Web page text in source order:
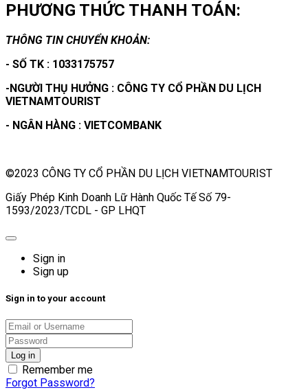
PHƯƠNG THỨC THANH TOÁN:
THÔNG TIN CHUYỂN KHOẢN:
- SỐ TK : 1033175757
-NGƯỜI THỤ HƯỞNG : CÔNG TY CỔ PHẦN DU LỊCH
VIETNAMTOURIST
- NGÂN HÀNG : VIETCOMBANK
©2023 CÔNG TY CỔ PHẦN DU LỊCH VIETNAMTOURIST
Giấy Phép Kinh Doanh Lữ Hành Quốc Tế Số 79-
1593/2023/TCDL - GP LHQT
Sign in
Sign up
Sign in to your account
Remember me
Forgot Password?